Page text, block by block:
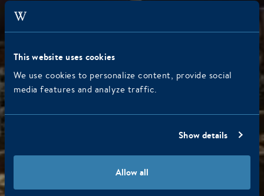
This website uses cookies
We use cookies to personalize content, provide social
media features and analyze traffic.
Show details
Allow all